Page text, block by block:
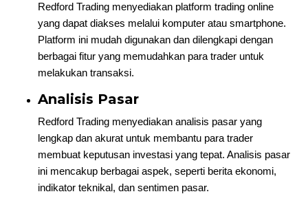
Redford Trading menyediakan platform trading online
yang dapat diakses melalui komputer atau smartphone.
Platform ini mudah digunakan dan dilengkapi dengan
berbagai fitur yang memudahkan para trader untuk
melakukan transaksi.
Analisis Pasar
Redford Trading menyediakan analisis pasar yang
lengkap dan akurat untuk membantu para trader
membuat keputusan investasi yang tepat. Analisis pasar
ini mencakup berbagai aspek, seperti berita ekonomi,
indikator teknikal, dan sentimen pasar.